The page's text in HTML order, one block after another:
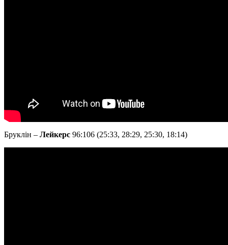
Бруклін – Лейкерс 96:106 (25:33, 28:29, 25:30, 18:14)